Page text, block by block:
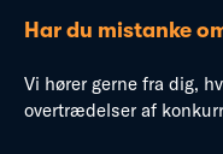
Har du mistanke
Vi hører gerne fra dig,
overtrædelser af